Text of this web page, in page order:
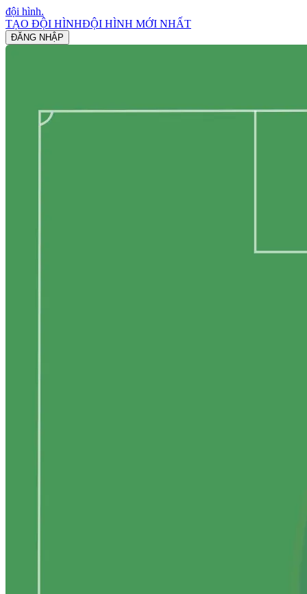
đội hình.
TẠO ĐỘI HÌNHĐỘI HÌNH MỚI NHẤT
ĐĂNG NHẬP